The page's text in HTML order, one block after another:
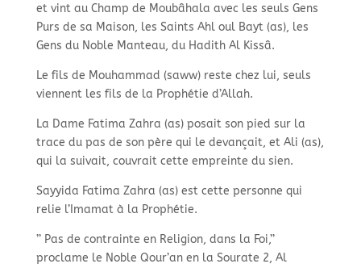
et vint au Champ de Moubâhala avec les seuls Gens
Purs de sa Maison, les Saints Ahl oul Bayt (as), les
Gens du Noble Manteau, du Hadith Al Kissâ.
Le fils de Mouhammad (saww) reste chez lui, seuls
viennent les fils de la Prophétie d’Allah.
La Dame Fatima Zahra (as) posait son pied sur la
trace du pas de son père qui le devançait, et Ali (as),
qui la suivait, couvrait cette empreinte du sien.
Sayyida Fatima Zahra (as) est cette personne qui
relie l’Imamat à la Prophétie.
’’ Pas de contrainte en Religion, dans la Foi,’’
proclame le Noble Qour’an en la Sourate 2, Al